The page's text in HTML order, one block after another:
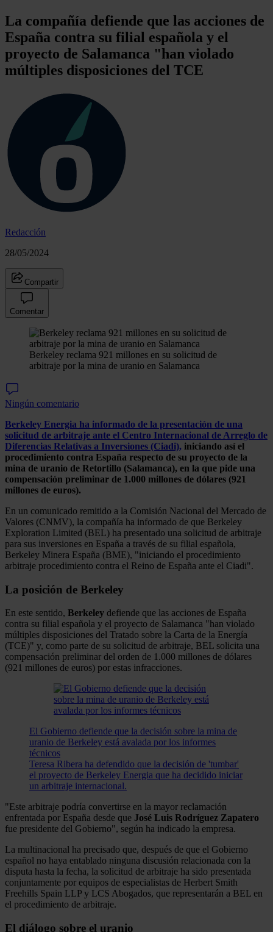
La compañía defiende que las acciones de
España contra su filial española y el
proyecto de Salamanca "han violado
múltiples disposiciones del TCE
Redacción
28/05/2024
Compartir
Comentar
Berkeley reclama 921 millones en su solicitud de
arbitraje por la mina de uranio en Salamanca
Ningún comentario
Berkeley Energia ha informado de la presentación de una
solicitud de arbitraje ante el Centro Internacional de Arreglo de
Diferencias Relativas a Inversiones (Ciadi), iniciando así el
procedimiento contra España respecto de su proyecto de la
mina de uranio de Retortillo (Salamanca), en la que pide una
compensación preliminar de 1.000 millones de dólares (921
millones de euros).
En un comunicado remitido a la Comisión Nacional del Mercado de
Valores (CNMV), la compañía ha informado de que Berkeley
Exploration Limited (BEL) ha presentado una solicitud de arbitraje
para sus inversiones en España a través de su filial española,
Berkeley Minera España (BME), "iniciando el procedimiento
arbitraje procedimiento contra el Reino de España ante el Ciadi".
La posición de Berkeley
En este sentido, Berkeley defiende que las acciones de España
contra su filial española y el proyecto de Salamanca "han violado
múltiples disposiciones del Tratado sobre la Carta de la Energía
(TCE)" y, como parte de su solicitud de arbitraje, BEL solicita una
compensación preliminar del orden de 1.000 millones de dólares
(921 millones de euros) por estas infracciones.
El Gobierno defiende que la decisión sobre la mina de
uranio de Berkeley está avalada por los informes
técnicos
Teresa Ribera ha defendido que la decisión de 'tumbar'
el proyecto de Berkeley Energia que ha decidido iniciar
un arbitraje internacional.
"Este arbitraje podría convertirse en la mayor reclamación
enfrentada por España desde que José Luis Rodríguez Zapatero
fue presidente del Gobierno", según ha indicado la empresa.
La multinacional ha precisado que, después de que el Gobierno
español no haya entablado ninguna discusión relacionada con la
disputa hasta la fecha, la solicitud de arbitraje ha sido presentada
conjuntamente por equipos de especialistas de Herbert Smith
Freehills Spain LLP y LCS Abogados, que representarán a BEL en
el procedimiento de arbitraje.
El diálogo sobre el uranio